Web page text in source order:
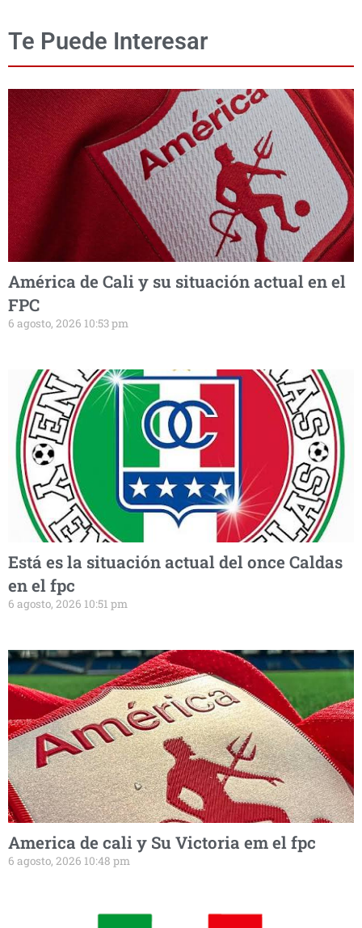
Te Puede Interesar
América de Cali y su situación actual en el
FPC
6 agosto, 2026 10:53 pm
Está es la situación actual del once Caldas
en el fpc
6 agosto, 2026 10:51 pm
America de cali y Su Victoria em el fpc
6 agosto, 2026 10:48 pm